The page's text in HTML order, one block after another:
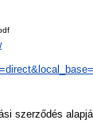
szerződés